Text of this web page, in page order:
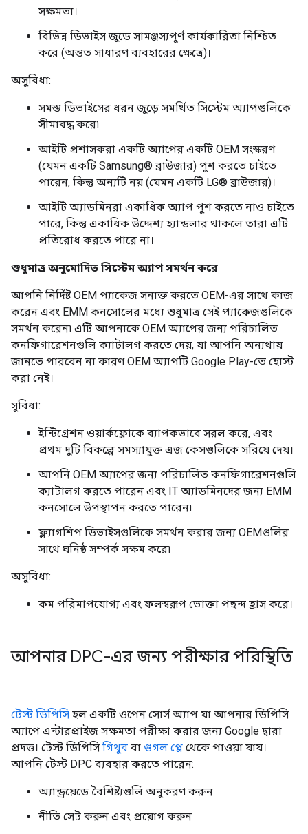
সক্ষমতা।
বিভিন্ন ডিভাইস জুড়ে সামঞ্জস্যপূর্ণ কার্যকারিতা নিশ্চিত
করে (অন্তত সাধারণ ব্যবহারের ক্ষেত্রে)।
অসুবিধা:
সমস্ত ডিভাইসের ধরন জুড়ে সমর্থিত সিস্টেম অ্যাপগুলিকে
সীমাবদ্ধ করে৷
আইটি প্রশাসকরা একটি অ্যাপের একটি OEM সংস্করণ
(যেমন একটি Samsung® ব্রাউজার) পুশ করতে চাইতে
পারেন, কিন্তু অন্যটি নয় (যেমন একটি LG® ব্রাউজার)।
আইটি অ্যাডমিনরা একাধিক অ্যাপ পুশ করতে নাও চাইতে
পারে, কিন্তু একাধিক উদ্দেশ্য হ্যান্ডলার থাকলে তারা এটি
প্রতিরোধ করতে পারে না।
শুধুমাত্র অনুমোদিত সিস্টেম অ্যাপ সমর্থন করে
আপনি নির্দিষ্ট OEM প্যাকেজ সনাক্ত করতে OEM-এর সাথে কাজ
করেন এবং EMM কনসোলের মধ্যে শুধুমাত্র সেই প্যাকেজগুলিকে
সমর্থন করেন৷ এটি আপনাকে OEM অ্যাপের জন্য পরিচালিত
কনফিগারেশনগুলি ক্যাটালগ করতে দেয়, যা আপনি অন্যথায়
জানতে পারবেন না কারণ OEM অ্যাপটি Google Play-তে হোস্ট
করা নেই।
সুবিধা:
ইন্টিগ্রেশন ওয়ার্কফ্লোকে ব্যাপকভাবে সরল করে, এবং
প্রথম দুটি বিকল্পে সমস্যাযুক্ত এজ কেসগুলিকে সরিয়ে দেয়।
আপনি OEM অ্যাপের জন্য পরিচালিত কনফিগারেশনগুলি
ক্যাটালগ করতে পারেন এবং IT অ্যাডমিনদের জন্য EMM
কনসোলে উপস্থাপন করতে পারেন৷
ফ্ল্যাগশিপ ডিভাইসগুলিকে সমর্থন করার জন্য OEMগুলির
সাথে ঘনিষ্ঠ সম্পর্ক সক্ষম করে৷
অসুবিধা:
কম পরিমাপযোগ্য এবং ফলস্বরূপ ভোক্তা পছন্দ হ্রাস করে।
আপনার DPC-এর জন্য পরীক্ষার পরিস্থিতি
টেস্ট ডিপিসি হল একটি ওপেন সোর্স অ্যাপ যা আপনার ডিপিসি
অ্যাপে এন্টারপ্রাইজ সক্ষমতা পরীক্ষা করার জন্য Google দ্বারা
প্রদত্ত। টেস্ট ডিপিসি গিথুব বা গুগল প্লে থেকে পাওয়া যায়।
আপনি টেস্ট DPC ব্যবহার করতে পারেন:
অ্যান্ড্রয়েডে বৈশিষ্ট্যগুলি অনুকরণ করুন
নীতি সেট করুন এবং প্রয়োগ করুন